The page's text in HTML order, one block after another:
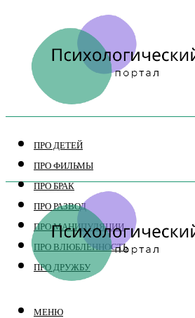
ПРО ДЕТЕЙ
ПРО ФИЛЬМЫ
ПРО БРАК
ПРО РАЗВОД
ПРО МАНИПУЛЯЦИИ
ПРО ВЛЮБЛЕННОСТЬ
ПРО ДРУЖБУ
МЕНЮ